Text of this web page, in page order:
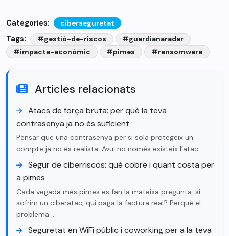
Categories: ciberseguretat
Tags: #gestió-de-riscos
#guardianaradar
#impacte-econòmic
#pimes #ransomware
Articles relacionats
Atacs de força bruta: per què la teva
contrasenya ja no és suficient
Pensar que una contrasenya per si sola protegeix un
compte ja no és realista. Avui no només existeix l’atac …
Segur de ciberriscos: què cobre i quant costa per
a pimes
Cada vegada més pimes es fan la mateixa pregunta: si
sofrim un ciberatac, qui paga la factura real? Perquè el
problema …
Seguretat en WiFi públic i coworking per a la teva